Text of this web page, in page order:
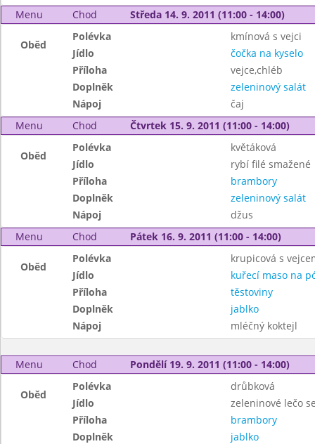
Menu
Chod Středa 14. 9. 2011 (11:00 - 14:00)
Oběd
Polévka
kmínová s vejci
Jídlo
čočka na kyselo
Příloha
vejce,chléb
Doplněk
zeleninový salát
Nápoj
čaj
Menu
Chod Čtvrtek 15. 9. 2011 (11:00 - 14:00)
Oběd
Polévka
květáková
Jídlo
rybí filé smažené
Příloha
brambory
Doplněk
zeleninový salát
Nápoj
džus
Menu
Chod Pátek 16. 9. 2011 (11:00 - 14:00)
Oběd
Polévka
krupicová s
Jídlo
kuřecí maso na
Příloha
těstoviny
Doplněk
jablko
Nápoj
mléčný koktejl
Menu Chod Pondělí 19. 9. 2011 (11:00 - 14:00)
Oběd
Polévka
drůbková
Jídlo
zeleninové lečo
Příloha
brambory
Doplněk
jablko